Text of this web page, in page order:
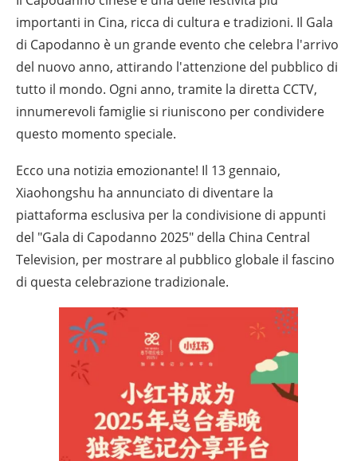
importanti in Cina, ricca di cultura e tradizioni. Il Gala
di Capodanno è un grande evento che celebra l'arrivo
del nuovo anno, attirando l'attenzione del pubblico di
tutto il mondo. Ogni anno, tramite la diretta CCTV,
innumerevoli famiglie si riuniscono per condividere
questo momento speciale.
Ecco una notizia emozionante! Il 13 gennaio,
Xiaohongshu ha annunciato di diventare la
piattaforma esclusiva per la condivisione di appunti
del "Gala di Capodanno 2025" della China Central
Television, per mostrare al pubblico globale il fascino
di questa celebrazione tradizionale.